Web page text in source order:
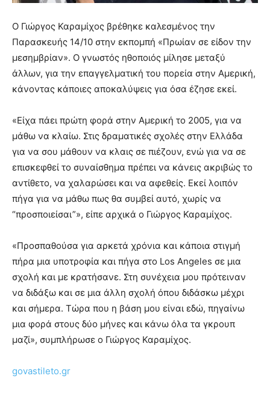
Ο Γιώργος Καραμίχος βρέθηκε καλεσμένος την
Παρασκευής 14/10 στην εκπομπή «Πρωίαν σε είδον την
μεσημβρίαν». Ο γνωστός ηθοποιός μίλησε μεταξύ
άλλων, για την επαγγελματική του πορεία στην Αμερική,
κάνοντας κάποιες αποκαλύψεις για όσα έζησε εκεί.
«Είχα πάει πρώτη φορά στην Αμερική το 2005, για να
μάθω να κλαίω. Στις δραματικές σχολές στην Ελλάδα
για να σου μάθουν να κλαις σε πιέζουν, ενώ για να σε
επισκεφθεί το συναίσθημα πρέπει να κάνεις ακριβώς το
αντίθετο, να χαλαρώσει και να αφεθείς. Εκεί λοιπόν
πήγα για να μάθω πως θα συμβεί αυτό, χωρίς να
“προσποιείσαι”», είπε αρχικά ο Γιώργος Καραμίχος.
«Προσπαθούσα για αρκετά χρόνια και κάποια στιγμή
πήρα μια υποτροφία και πήγα στο Los Angeles σε μια
σχολή και με κρατήσανε. Στη συνέχεια μου πρότειναν
να διδάξω και σε μια άλλη σχολή όπου διδάσκω μέχρι
και σήμερα. Τώρα που η βάση μου είναι εδώ, πηγαίνω
μια φορά στους δύο μήνες και κάνω όλα τα γκρουπ
μαζί», συμπλήρωσε ο Γιώργος Καραμίχος.
govastileto.gr